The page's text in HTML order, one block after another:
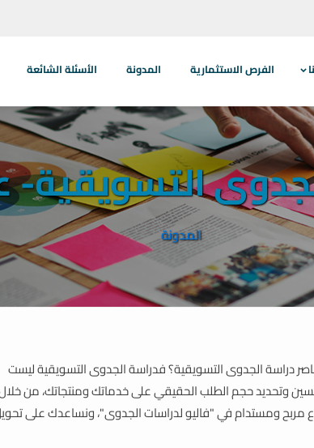
الفرص الاستثمارية المدونة الأسئلة الشائعة
التسويقية-
المدونة
دراسة الجدوى التسويقية؟ فدراسة الجدوى التسويقية ليست
وتحديد حجم الطلب الحقيقي على خدماتك ومنتجاتك، من
ومستدام في "فاليو لدراسات الجدوى"، ونساعدك على